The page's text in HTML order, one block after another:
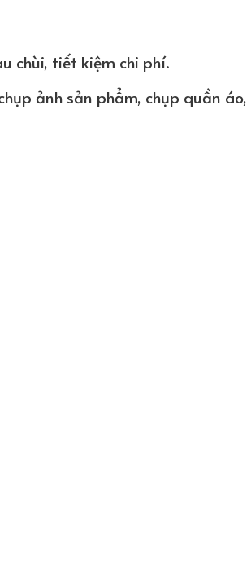
chùi, tiết kiệm chi phí.
ảnh sản phẩm, chụp quần áo,